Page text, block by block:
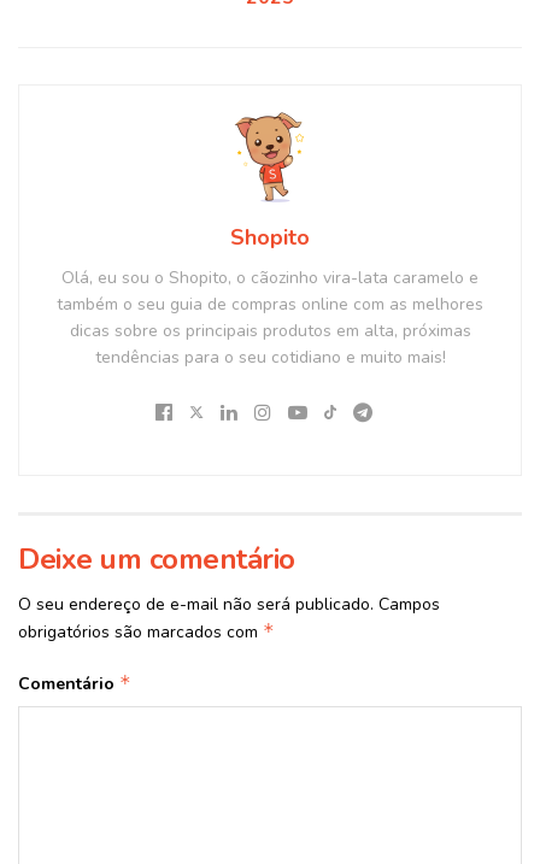
Shopito
Olá, eu sou o Shopito, o cãozinho vira-lata caramelo e
também o seu guia de compras online com as melhores
dicas sobre os principais produtos em alta, próximas
tendências para o seu cotidiano e muito mais!
Deixe um comentário
O seu endereço de e-mail não será publicado. Campos
obrigatórios são marcados com *
Comentário *